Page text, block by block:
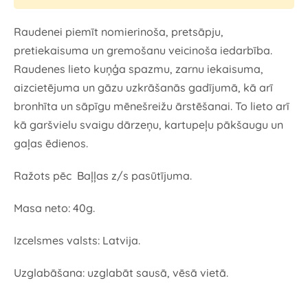
Raudenei piemīt nomierinoša, pretsāpju,
pretiekaisuma un gremošanu veicinoša iedarbība.
Raudenes lieto kuņģa spazmu, zarnu iekaisuma,
aizcietējuma un gāzu uzkrāšanās gadījumā, kā arī
bronhīta un sāpīgu mēnešreižu ārstēšanai. To lieto arī
kā garšvielu svaigu dārzeņu, kartupeļu pākšaugu un
gaļas ēdienos.
Ražots pēc Baļļas z/s pasūtījuma.
Masa neto: 40g.
Izcelsmes valsts: Latvija.
Uzglabāšana: uzglabāt sausā, vēsā vietā.